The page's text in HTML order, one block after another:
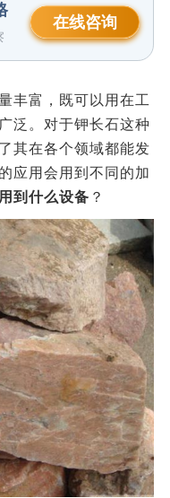
在线咨询
丰富，既可以用在工
泛。对于钾长石这种
其在各个领域都能发
应用会用到不同的加
到什么设备 ？